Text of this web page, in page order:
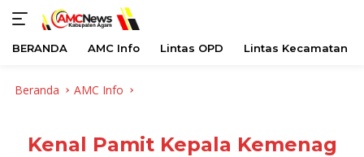
BERANDA AMC Info Lintas OPD Lintas Kecamatan
Beranda AMC Info
Kenal Pamit Kepala Kemenag